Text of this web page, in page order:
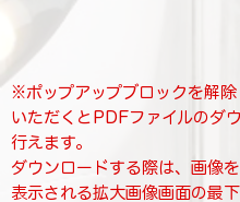
※ポップアップブロックを解除
いただくとPDFファイルのダ
行えます。
ダウンロードする際は、画像
表示される拡大画像画面の最